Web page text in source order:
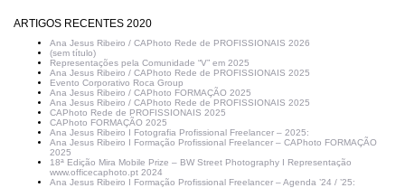
ARTIGOS RECENTES 2020
Ana Jesus Ribeiro / CAPhoto Rede de PROFISSIONAIS 2026
(sem título)
Representações pela Comunidade “V” em 2025
Ana Jesus Ribeiro / CAPhoto Rede de PROFISSIONAIS 2025
Evento Corporativo Roca Group
Ana Jesus Ribeiro / CAPhoto FORMAÇÃO 2025
Ana Jesus Ribeiro / CAPhoto Rede de PROFISSIONAIS 2025
CAPhoto Rede de PROFISSIONAIS 2025
CAPhoto FORMAÇÃO 2025
Ana Jesus Ribeiro I Fotografia Profissional Freelancer – 2025:
Ana Jesus Ribeiro I Formação Profissional Freelancer – CAPhoto FORMAÇÃO
2025
18ª Edição Mira Mobile Prize – BW Street Photography I Representação
www.officecaphoto.pt 2024
Ana Jesus Ribeiro I Formação Profissional Freelancer – Agenda ’24 / ’25: